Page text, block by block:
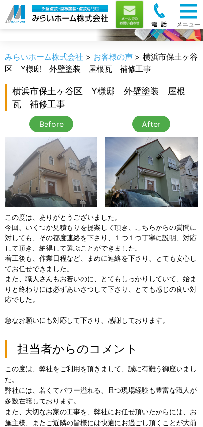
お客様の声
みらいホーム株式会社 > お客様の声 > 横浜市保土ヶ谷
区 Y様邸 外壁塗装 屋根瓦 補修工事
横浜市保土ヶ谷区 Y様邸 外壁塗装 屋根
瓦 補修工事
Before After
この度は、ありがとうございました。
今回、いくつか見積もりを提案して頂き、こちらからの質問に
対しても、その都度連絡を下さり、１つ１つ丁寧に説明、対応
して頂き、納得して選ぶことができました。
着工後も、作業日程など、まめに連絡を下さり、とても安心し
てお任せできました。
また、職人さんもお若いのに、とてもしっかりしていて、始ま
りと終わりには必ずあいさつして下さり、とても感じの良い対
応でした。
急なお願いにも対応して下さり、感謝しております。
担当者からのコメント
この度は、弊社をご利用を頂きまして、誠に有難う御座いまし
た。
弊社には、若くてパワー溢れる、且つ現場経験も豊富な職人が
多数在籍しております。
また、大切なお家の工事を、弊社にお任せ頂いたからには、お
施主様、またご近隣の皆様には快適にお過ごし頂くことが大前